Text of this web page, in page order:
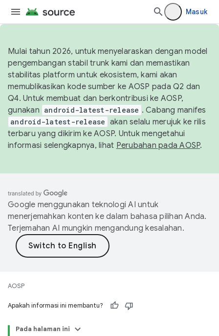
Masuk
Mulai tahun 2026, untuk menyelaraskan dengan model
pengembangan stabil trunk kami dan memastikan
stabilitas platform untuk ekosistem, kami akan
memublikasikan kode sumber ke AOSP pada Q2 dan
Q4. Untuk membuat dan berkontribusi ke AOSP,
gunakan android-latest-release . Cabang manifes
android-latest-release akan selalu merujuk ke rilis
terbaru yang dikirim ke AOSP. Untuk mengetahui
informasi selengkapnya, lihat Perubahan pada AOSP.
Google menggunakan teknologi AI untuk
menerjemahkan konten ke dalam bahasa pilihan Anda.
Terjemahan AI mungkin mengandung kesalahan.
AOSP
Apakah informasi ini membantu?
Pada halaman ini